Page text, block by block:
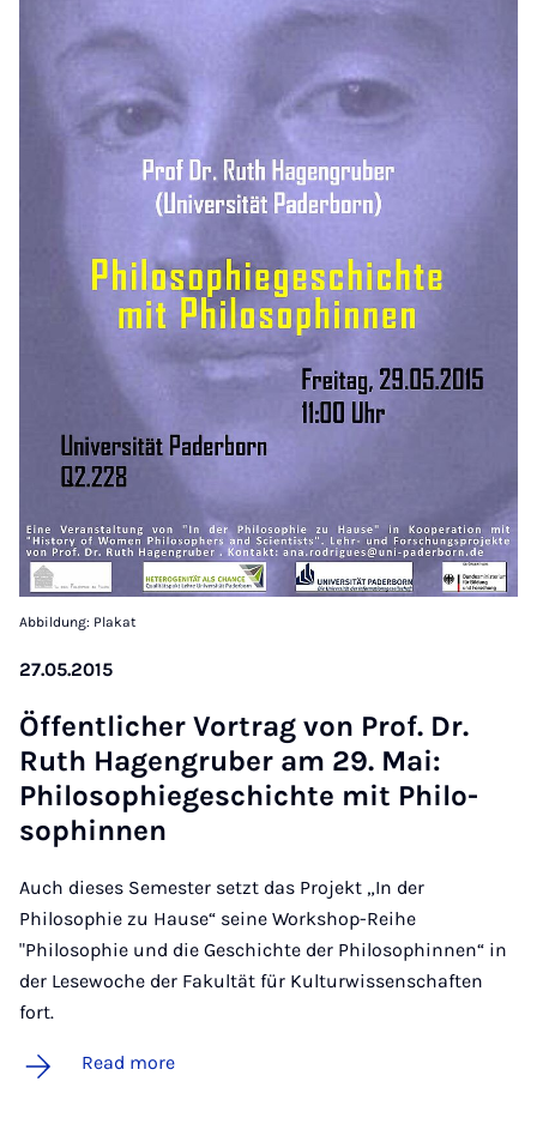
Abbildung: Plakat
27.05.2015
Öf­fent­lich­er Vor­trag von Prof. Dr.
Ruth Ha­gen­gruber am 29. Mai:
Philo­sophiegeschichte mit Philo­
sophinnen
Auch dieses Semester setzt das Projekt „In der
Philosophie zu Hause“ seine Workshop-Reihe
"Philosophie und die Geschichte der Philosophinnen“ in
der Lesewoche der Fakultät für Kulturwissenschaften
fort.
Read more